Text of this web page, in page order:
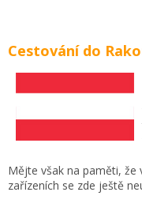
Cestování do
Mějte však na paměti, že
zařízeních se zde ještě